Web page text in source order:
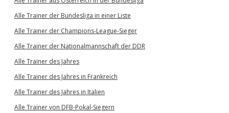
Alle Trainer der Bundesliga in einer Liste
Alle Trainer der Champions-League-Sieger
Alle Trainer der Nationalmannschaft der DDR
Alle Trainer des Jahres
Alle Trainer des Jahres in Frankreich
Alle Trainer des Jahres in Italien
Alle Trainer von DFB-Pokal-Siegern